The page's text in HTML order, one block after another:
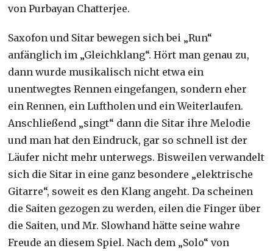
von Purbayan Chatterjee.
Saxofon und Sitar bewegen sich bei „Run“
anfänglich im „Gleichklang“. Hört man genau zu,
dann wurde musikalisch nicht etwa ein
unentwegtes Rennen eingefangen, sondern eher
ein Rennen, ein Luftholen und ein Weiterlaufen.
Anschließend „singt“ dann die Sitar ihre Melodie
und man hat den Eindruck, gar so schnell ist der
Läufer nicht mehr unterwegs. Bisweilen verwandelt
sich die Sitar in eine ganz besondere „elektrische
Gitarre“, soweit es den Klang angeht. Da scheinen
die Saiten gezogen zu werden, eilen die Finger über
die Saiten, und Mr. Slowhand hätte seine wahre
Freude an diesem Spiel. Nach dem „Solo“ von